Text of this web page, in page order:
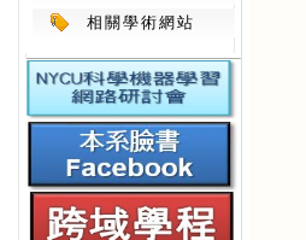
相關學術網站